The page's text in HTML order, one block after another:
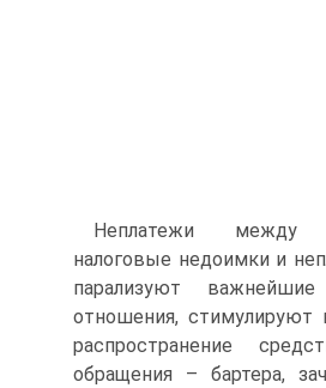
Неплатежи между
налоговые недоимки и
парализуют важнейшие
отношения, стимулируют
распространение
обращения – бартера,